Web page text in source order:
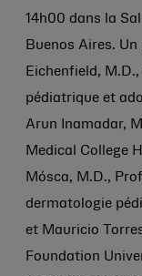
14h00 dans la
Buenos Aires.
Eichenfield,
pédiatrique et
Arun Inamadar,
Medical College
Mósca, M.D.,
dermatologie
et Mauricio
Foundation